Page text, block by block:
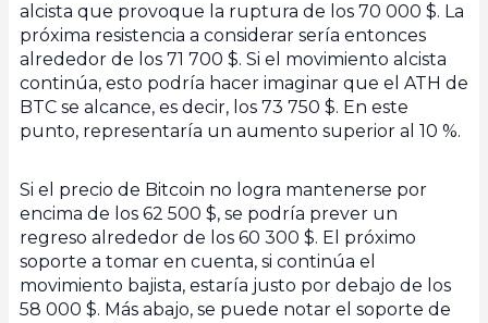
alcista que provoque la ruptura de los 70 000 $. La
próxima resistencia a considerar sería entonces
alrededor de los 71 700 $. Si el movimiento alcista
continúa, esto podría hacer imaginar que el ATH de
BTC se alcance, es decir, los 73 750 $. En este
punto, representaría un aumento superior al 10 %.
Si el precio de Bitcoin no logra mantenerse por
encima de los 62 500 $, se podría prever un
regreso alrededor de los 60 300 $. El próximo
soporte a tomar en cuenta, si continúa el
movimiento bajista, estaría justo por debajo de los
58 000 $. Más abajo, se puede notar el soporte de